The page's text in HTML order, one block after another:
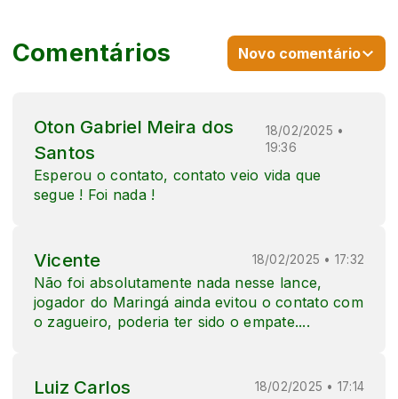
Comentários Novo comentário
Esperou o contato, contato veio vida que
segue ! Foi nada !
Oton Gabriel Meira dos
Santos
18/02/2025 •
19:36
Não foi absolutamente nada nesse lance,
jogador do Maringá ainda evitou o contato com
o zagueiro, poderia ter sido o empate....
Vicente 18/02/2025 • 17:32
Luiz Carlos 18/02/2025 • 17:14